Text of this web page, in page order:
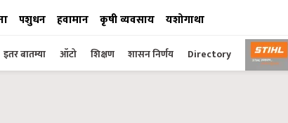
पशुधन हवामान कृषी व्यवसाय यशोगाथा
इतर बातम्या ऑटो शिक्षण शासन निर्णय Directory